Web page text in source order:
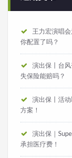
王力宏演唱
你配置了吗？
演出保丨台
失保险能赔吗？
演出保丨活
方案！
演出保｜
承担医疗费！